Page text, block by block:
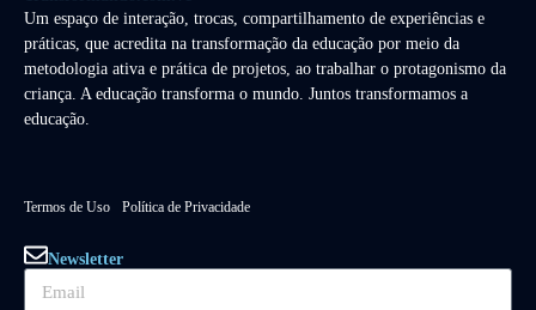
Um espaço de interação, trocas, compartilhamento de experiências e
práticas, que acredita na transformação da educação por meio da
metodologia ativa e prática de projetos, ao trabalhar o protagonismo da
criança. A educação transforma o mundo. Juntos transformamos a
educação.
Termos de Uso Política de Privacidade
Newsletter